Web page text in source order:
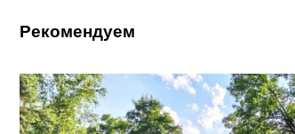
Рекомендуем